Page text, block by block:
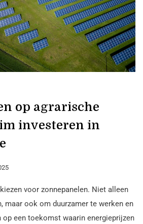
op agrarische
investeren in
voor zonnepanelen. Niet alleen
maar ook om duurzamer te werken en
op een toekomst waarin energieprijzen